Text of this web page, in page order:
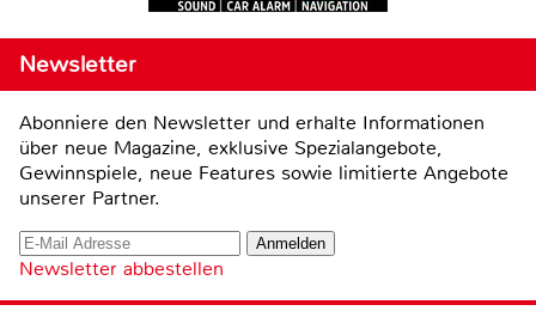
Newsletter
Abonniere den Newsletter und erhalte Informationen
über neue Magazine, exklusive Spezialangebote,
Gewinnspiele, neue Features sowie limitierte Angebote
unserer Partner.
Newsletter abbestellen